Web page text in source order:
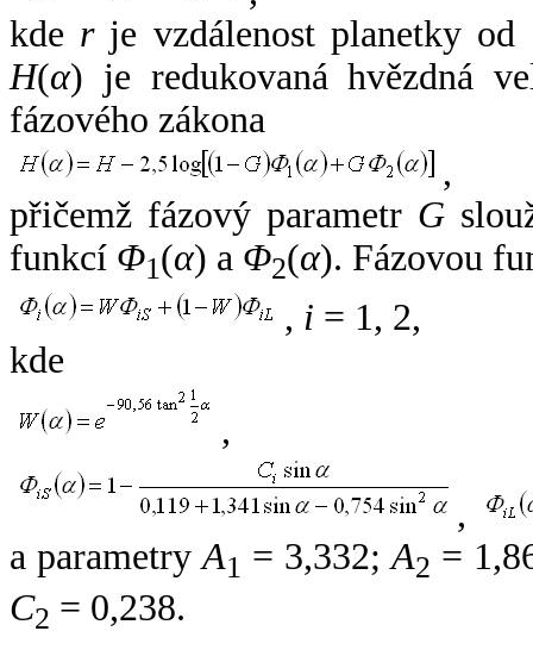
kde rje vzdálenost planetky od
H(α) je redukovaná hvězdná
fázového zákona
,
přičemž fázový parametr G
funkcí Φ1(α) a Φ2(α). Fázovou
, i = 1, 2,
kde
,
,
a parametryA1 = 3,332;A2 =
C2 = 0,238.